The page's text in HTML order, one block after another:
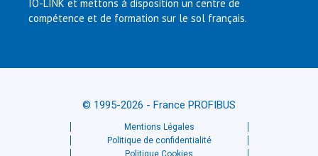
IO-LINK et mettons à disposition un centre de
compétence et de formation sur le sol français.
© 1995-2026 - France PROFIBUS
Mentions Légales
Politique de confidentialité
Politique Cookies